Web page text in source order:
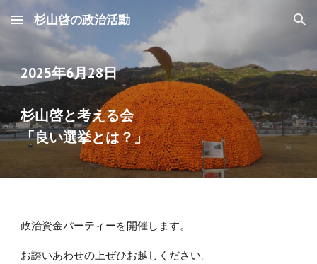
Skip to main content Skip to navigation
杉山啓の政治活動
2025年6月28日
杉山啓と考える会
「良い選挙とは？」
政治資金パーティーを開催します。
お誘いあわせの上ぜひお越しください。